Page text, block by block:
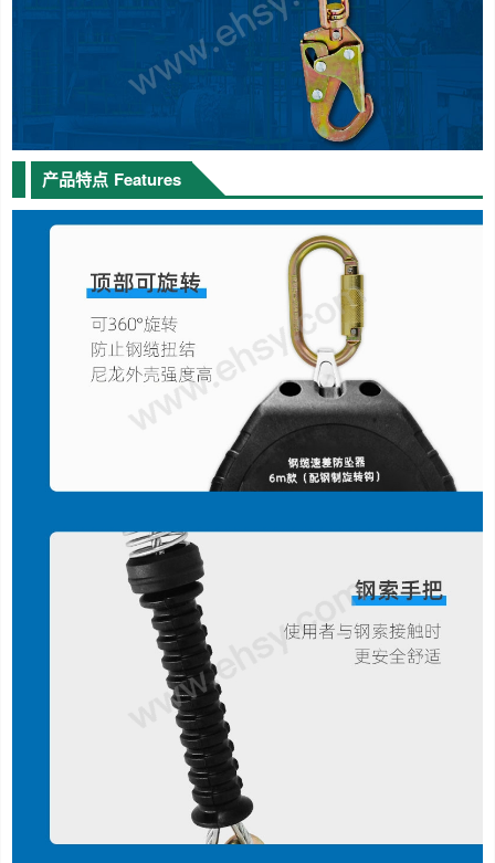
产品特点 Features